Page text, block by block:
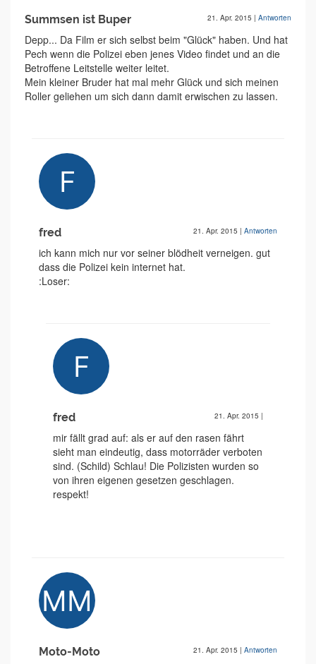
Summsen ist Buper 21. Apr. 2015 | Antworten
Depp... Da Film er sich selbst beim "Glück" haben. Und hat
Pech wenn die Polizei eben jenes Video findet und an die
Betroffene Leitstelle weiter leitet.
Mein kleiner Bruder hat mal mehr Glück und sich meinen
Roller geliehen um sich dann damit erwischen zu lassen.
fred 21. Apr. 2015 | Antworten
ich kann mich nur vor seiner blödheit verneigen. gut
dass die Polizei kein internet hat.
:Loser:
fred 21. Apr. 2015 |
mir fällt grad auf: als er auf den rasen fährt
sieht man eindeutig, dass motorräder verboten
sind. (Schild) Schlau! Die Polizisten wurden so
von ihren eigenen gesetzen geschlagen.
respekt!
Moto-Moto 21. Apr. 2015 | Antworten